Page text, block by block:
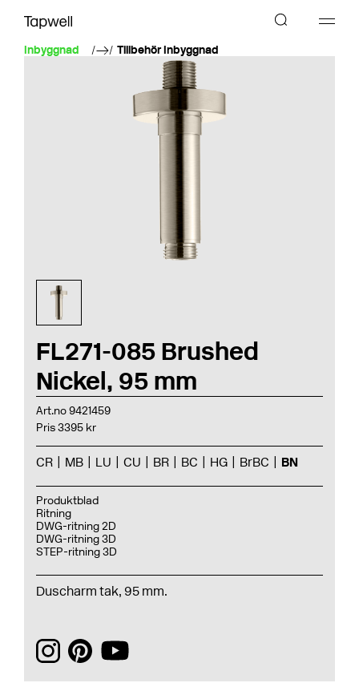
Inbyggnad Tillbehör Inbyggnad
FL271-085 Brushed
Nickel, 95 mm
Art.no 9421459
Pris 3395 kr
CR MB LU CU BR BC HG BrBC BN
Produktblad
Ritning
DWG-ritning 2D
DWG-ritning 3D
STEP-ritning 3D
Duscharm tak, 95 mm.